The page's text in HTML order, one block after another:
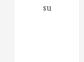
su